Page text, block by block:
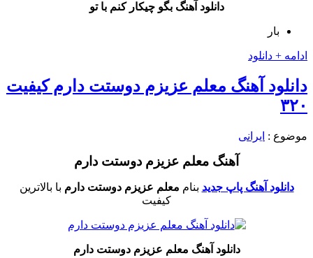
دانلود آهنگ بگو چیکار کنم با تو
بار
ادامه + دانلود
دانلود آهنگ معلم عزیزم دوستت دارم کیفیت
۳۲۰
موضوع : ایرانی
آهنگ معلم عزیزم دوستت دارم
دانلود آهنگ پاپ جدید بنام معلم عزیزم دوستت دارم با بالاترین
کیفیت
دانلود آهنگ معلم عزیزم دوستت دارم